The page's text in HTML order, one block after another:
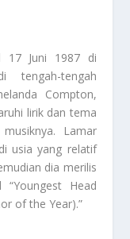
17 Juni 1987 di
tengah-tengah
Compton,
lirik dan tema
Lamar
usia yang relatif
dia merilis
Head
of the Year).”